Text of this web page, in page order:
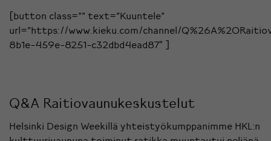
[button class=”” text=”Kuuntele”
url=”https://www.kieku.com/channel/
8b1e-459e-8251-c32dbd4ead87″ ]
Q&A Raitiovaunukeskustelut
Helsinki Design Weekillä yhteistyökumppanimme HKL:n